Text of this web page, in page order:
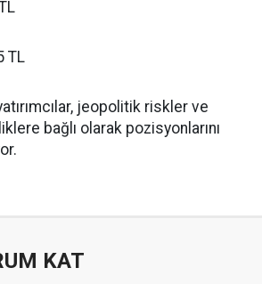
TL
jeopolitik riskler ve
bağlı olarak pozisyonlarını
KAT